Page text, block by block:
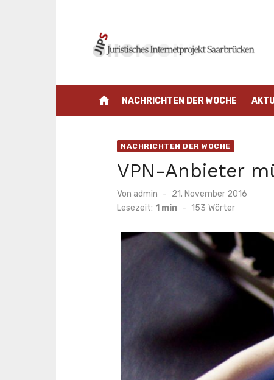
home NACHRICHTEN DER WOCHE
NACHRICHTEN DER WOCHE
VPN-Anbieter
Von admin
Veröffentlicht
am
21. November 2016
Lesezeit: 1 min - 153 Wörter